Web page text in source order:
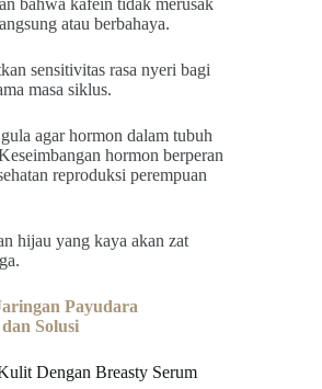
bahwa kafein tidak merusak
atau berbahaya.
sensitivitas rasa nyeri bagi
masa siklus.
agar hormon dalam tubuh
hormon berperan
reproduksi perempuan
hijau yang kaya akan zat
Payudara
Solusi
Dengan Breasty Serum